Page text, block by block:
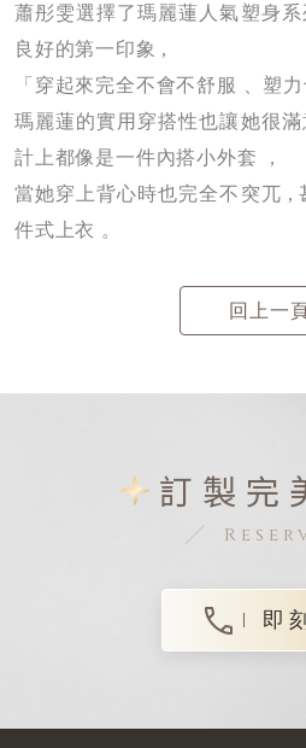
蕭彤雯選擇了瑪麗蓮人氣塑身
良好的第一印象 ,
「穿起來完全不會不舒服 、塑
瑪麗蓮的實用穿搭性也讓她很
計上都像是一件內搭小外套 ，
當她穿上背心時也完全不突兀 ,
件式上衣 。
回上一
訂製完
即